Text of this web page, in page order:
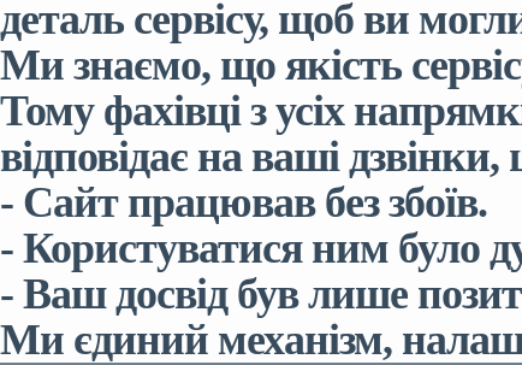
деталь сервісу, щоб ви
Ми знаємо, що якість
Тому фахівці з усіх
відповідає на ваші
- Сайт працював без збоїв.
- Користуватися ним було
- Ваш досвід був лише
Ми єдиний механізм,